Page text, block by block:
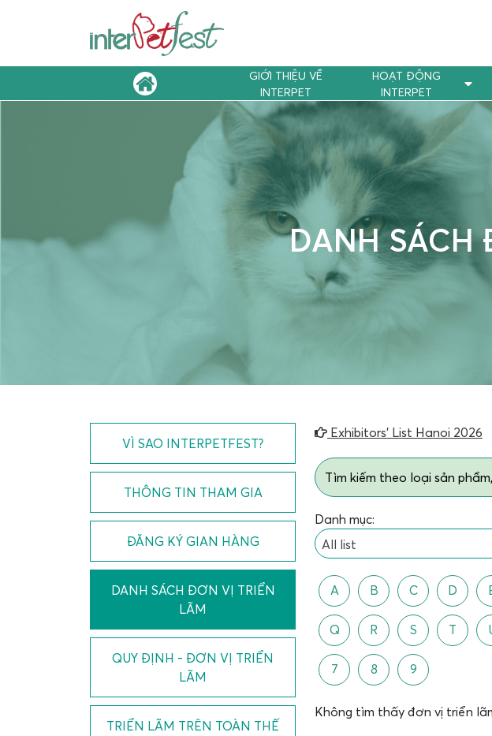
GIỚI THIỆU VỀ
INTERPET
HOẠT ĐỘNG
INTERPET
DANH SÁCH
VÌ SAO INTERPETFEST?
THÔNG TIN THAM GIA
ĐĂNG KÝ GIAN HÀNG
DANH SÁCH ĐƠN VỊ TRIỂN
LÃM
QUY ĐỊNH - ĐƠN VỊ TRIỂN
LÃM
TRIỂN LÃM TRÊN TOÀN THẾ
Exhibitors’ List Hanoi 2026
Danh mục:
All list
A B C D
Q R S T
7 8 9
Không tìm thấy đơn vị triển